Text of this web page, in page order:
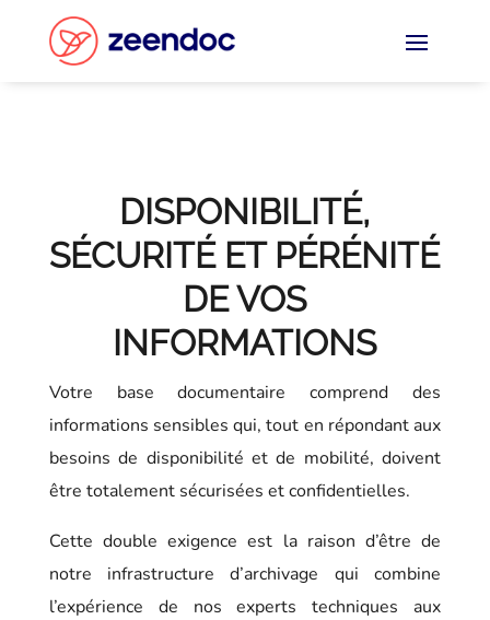
DISPONIBILITÉ,
SÉCURITÉ ET PÉRÉNITÉ
DE VOS
INFORMATIONS
Votre base documentaire comprend des
informations sensibles qui, tout en répondant aux
besoins de disponibilité et de mobilité, doivent
être totalement sécurisées et confidentielles.
Cette double exigence est la raison d’être de
notre infrastructure d’archivage qui combine
l’expérience de nos experts techniques aux
Panneau de gestion des cookies